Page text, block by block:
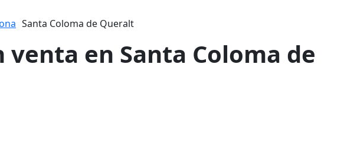
Santa Coloma de Queralt
en Santa Coloma de